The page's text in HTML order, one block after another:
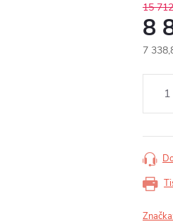
15
8
7